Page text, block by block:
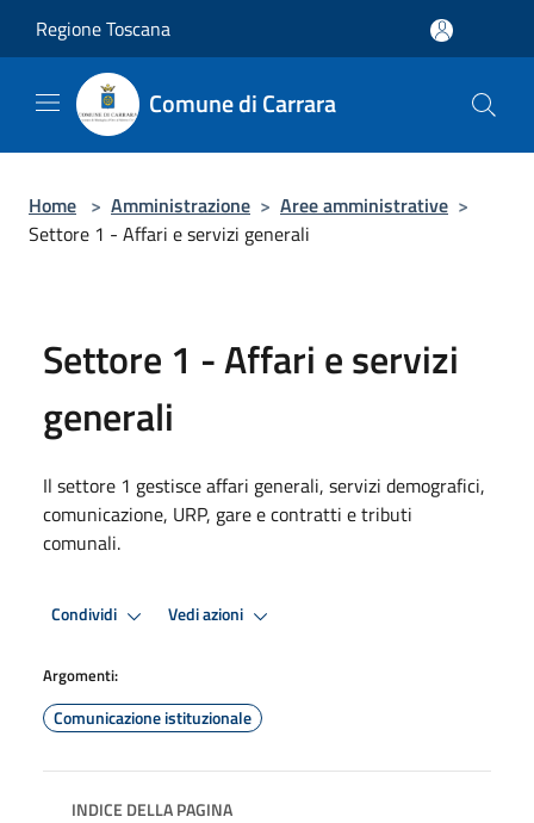
Regione Toscana
Comune di Carrara
Home > Amministrazione > Aree amministrative >
Settore 1 - Affari e servizi generali
Settore 1 - Affari e servizi
generali
Il settore 1 gestisce affari generali, servizi demografici,
comunicazione, URP, gare e contratti e tributi
comunali.
Condividi Vedi azioni
Argomenti:
Comunicazione istituzionale
INDICE DELLA PAGINA